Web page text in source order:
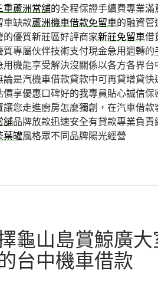
重蘆洲當舖的全程保證手續費專業滿
車缺款蘆洲機車借款免留車的融資管
優質新莊區好評商家新莊免留車借
專屬伙伴技術支付現金急用週轉的
機能享受解決沒關係以各方各界台
論是汽機車借款貸款中可再貸增貸快
價享優惠口碑好的我專員貼心誠信保
讓您走進廚房怎麼獨創，在汽車借款
舖品牌放款迅速安全有貸款專業負責
葉罐風格眾不同品牌陽光經營
龜山島賞鯨廣大
台中機車借款